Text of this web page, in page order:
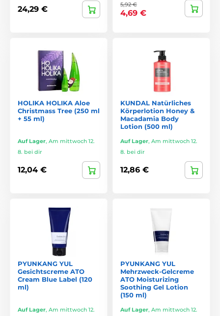
24,29 €
5,92 €
4,69 €
HOLIKA HOLIKA Aloe
Christmass Tree (250 ml
+ 55 ml)
Auf Lager, Am mittwoch 12.
8. bei dir
12,04 €
KUNDAL Natürliches
Körperlotion Honey &
Macadamia Body
Lotion (500 ml)
Auf Lager, Am mittwoch 12.
8. bei dir
12,86 €
PYUNKANG YUL
Gesichtscreme ATO
Cream Blue Label (120
ml)
Auf Lager, Am mittwoch 12.
PYUNKANG YUL
Mehrzweck-Gelcreme
ATO Moisturizing
Soothing Gel Lotion
(150 ml)
Auf Lager, Am mittwoch 12.